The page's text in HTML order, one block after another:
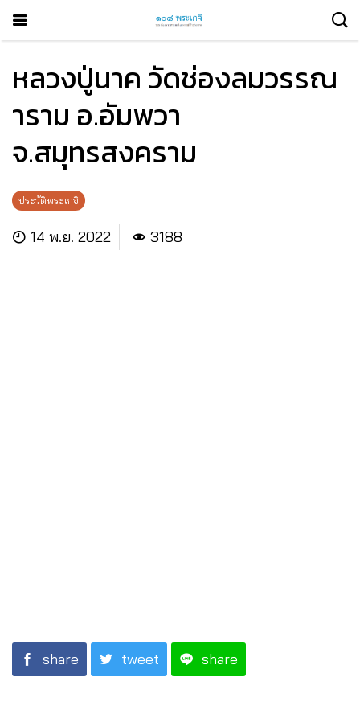
หลวงปู่นาค วัดช่องลมวรรณ
าราม อ.อัมพวา
จ.สมุทรสงคราม
ประวัติพระเกจิ
14 พ.ย. 2022 3188
share tweet share